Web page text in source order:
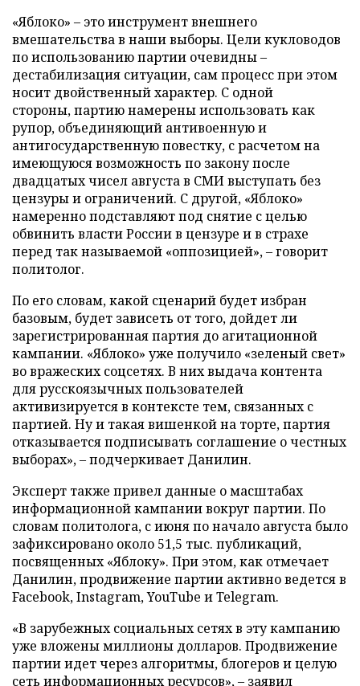
«Яблоко» – это инструмент внешнего
вмешательства в наши выборы. Цели кукловодов
по использованию партии очевидны –
дестабилизация ситуации, сам процесс при этом
носит двойственный характер. С одной
стороны, партию намерены использовать как
рупор, объединяющий антивоенную и
антигосударственную повестку, с расчетом на
имеющуюся возможность по закону после
двадцатых чисел августа в СМИ выступать без
цензуры и ограничений. С другой, «Яблоко»
намеренно подставляют под снятие с целью
обвинить власти России в цензуре и в страхе
перед так называемой «оппозицией», – говорит
политолог.
По его словам, какой сценарий будет избран
базовым, будет зависеть от того, дойдет ли
зарегистрированная партия до агитационной
кампании. «Яблоко» уже получило «зеленый свет»
во вражеских соцсетях. В них выдача контента
для русскоязычных пользователей
активизируется в контексте тем, связанных с
партией. Ну и такая вишенкой на торте, партия
отказывается подписывать соглашение о честных
выборах», – подчеркивает Данилин.
Эксперт также привел данные о масштабах
информационной кампании вокруг партии. По
словам политолога, с июня по начало августа было
зафиксировано около 51,5 тыс. публикаций,
посвященных «Яблоку». При этом, как отмечает
Данилин, продвижение партии активно ведется в
Facebook, Instagram, YouTube и Telegram.
«В зарубежных социальных сетях в эту кампанию
уже вложены миллионы долларов. Продвижение
партии идет через алгоритмы, блогеров и целую
сеть информационных ресурсов», – заявил